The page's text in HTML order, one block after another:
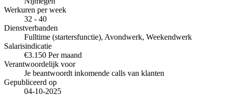
Werkuren per week
32 - 40
Dienstverbanden
Fulltime (startersfunctie), Avondwerk, Weekendwerk
Salarisindicatie
€3.150 Per maand
Verantwoordelijk voor
Je beantwoordt inkomende calls van klanten
Gepubliceerd op
04-10-2025